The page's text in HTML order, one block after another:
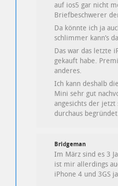
auf ios5 gar nicht
Briefbeschwerer
Da könnte ich ja
schlimmer kann’s
Das war das letzte
gekauft habe.
anderes.
Ich kann deshalb
Mini sehr gut
angesichts der jetzt
durchaus
Bridgeman
Im März sind es 3
ist mir allerdings
iPhone 4 und 3GS